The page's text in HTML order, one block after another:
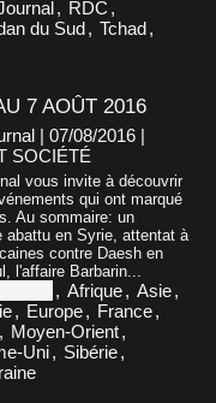
, RDC ,
du Sud, Tchad,
7 AOÛT 2016
| 07/08/2016 |
SOCIÉTÉ
vous invite à découvrir
qui ont marqué
Au sommaire: un
abattu en Syrie, attentat à
contre Daesh en
l'affaire Barbarin...
, Afrique, Asie,
, Europe, France,
, Moyen-Orient,
Uni, Sibérie,